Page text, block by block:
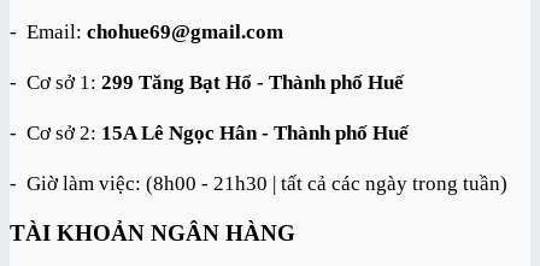
- Email: chohue69@gmail.com
- Cơ sở 1: 299 Tăng Bạt Hổ - Thành phố Huế
- Cơ sở 2: 15A Lê Ngọc Hân - Thành phố Huế
- Giờ làm việc: (8h00 - 21h30 | tất cả các ngày trong tuần)
TÀI KHOẢN NGÂN HÀNG